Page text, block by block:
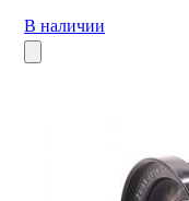
В наличии